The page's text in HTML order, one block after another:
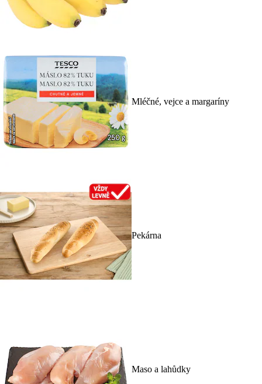
Mléčné, vejce a margaríny
Pekárna
Maso a lahůdky